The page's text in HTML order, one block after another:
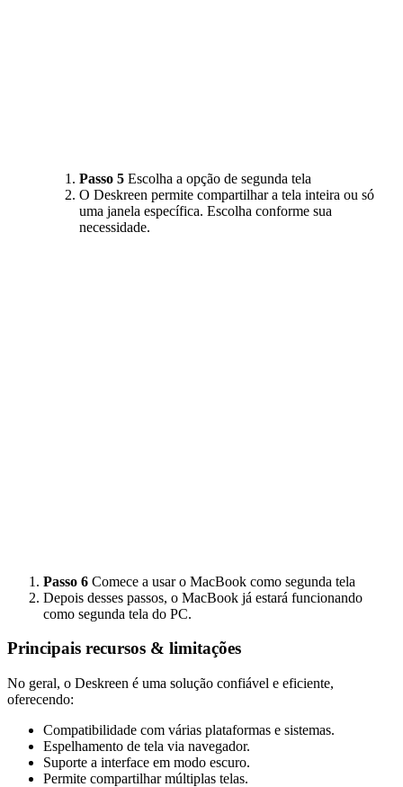
Passo 5 Escolha a opção de segunda tela
O Deskreen permite compartilhar a tela inteira ou só
uma janela específica. Escolha conforme sua
necessidade.
Passo 6 Comece a usar o MacBook como segunda tela
Depois desses passos, o MacBook já estará funcionando
como segunda tela do PC.
Principais recursos & limitações
No geral, o Deskreen é uma solução confiável e eficiente,
oferecendo:
Compatibilidade com várias plataformas e sistemas.
Espelhamento de tela via navegador.
Suporte a interface em modo escuro.
Permite compartilhar múltiplas telas.